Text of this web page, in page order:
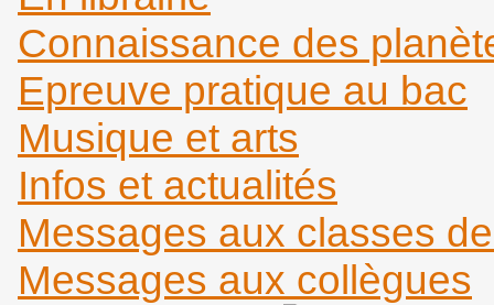
Connaissance des
Epreuve pratique au bac
Musique et arts
Infos et actualités
Messages aux classes
Messages aux collègues